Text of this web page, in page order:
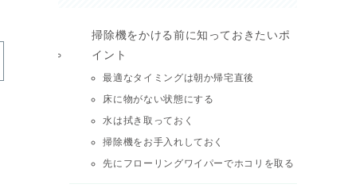
掃除機をかける前に知っておきたいポ
イント
最適なタイミングは朝か帰宅直後
床に物がない状態にする
水は拭き取っておく
掃除機をお手入れしておく
先にフローリングワイパーでホコリを取る